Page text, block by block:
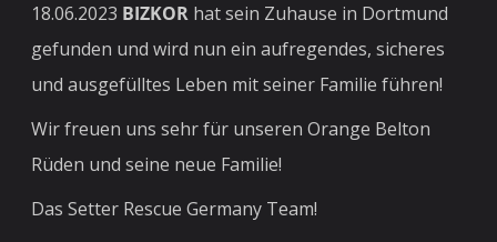
18.06.2023 BIZKOR hat sein Zuhause in Dortmund
gefunden und wird nun ein aufregendes, sicheres
und ausgefülltes Leben mit seiner Familie führen!
Wir freuen uns sehr für unseren Orange Belton
Rüden und seine neue Familie!
Das Setter Rescue Germany Team!